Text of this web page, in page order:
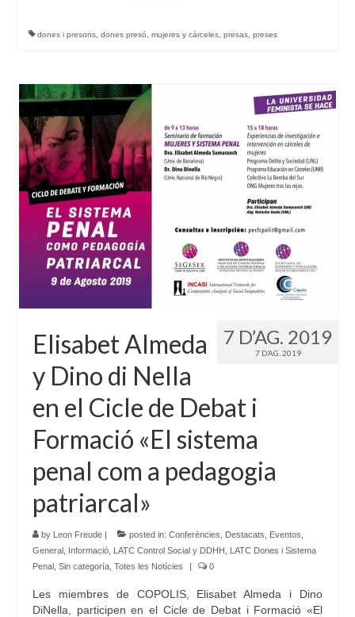
dones i presons dones presó mujeres y cárceles presas preses
7 D’AG. 2019
7 D’AG. 2019
Elisabet Almeda
y Dino di Nella
en el Cicle de Debat i
Formació «El sistema
penal com a pedagogia
patriarcal»
by Leon Freude | posted in: Conferències Destacats Eventos
General Informació LATC Control Social y DDHH
LATC Dones i Sistema
Penal Sin categoría Totes les Notícies | 0
Les miembres de COPOLIS, Elisabet Almeda i Dino
DiNella, participen en el Cicle de Debat i Formació «El